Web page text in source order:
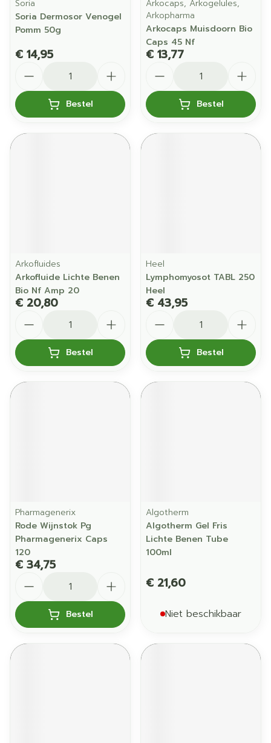
Soria
Soria Dermosor Venogel
Pomm 50g
€ 14,95
Bestel
Arkocaps, Arkogelules,
Arkopharma
Arkocaps Muisdoorn Bio
Caps 45 Nf
€ 13,77
Bestel
Arkofluides
Arkofluide Lichte Benen
Bio Nf Amp 20
€ 20,80
Bestel
Heel
Lymphomyosot TABL 250
Heel
€ 43,95
Bestel
Pharmagenerix
Rode Wijnstok Pg
Pharmagenerix Caps
120
€ 34,75
Bestel
Algotherm
Algotherm Gel Fris
Lichte Benen Tube
100ml
€ 21,60
Niet beschikbaar